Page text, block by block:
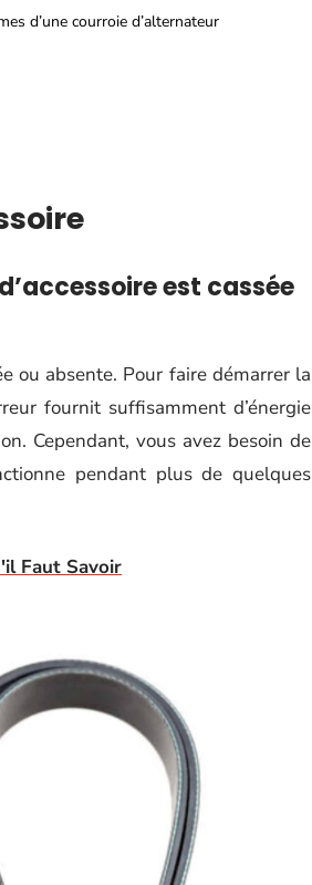
d’une courroie d’alternateur
est cassée
ou absente. Pour faire démarrer la
fournit suffisamment d’énergie
Cependant, vous avez besoin de
pendant plus de quelques
Faut Savoir